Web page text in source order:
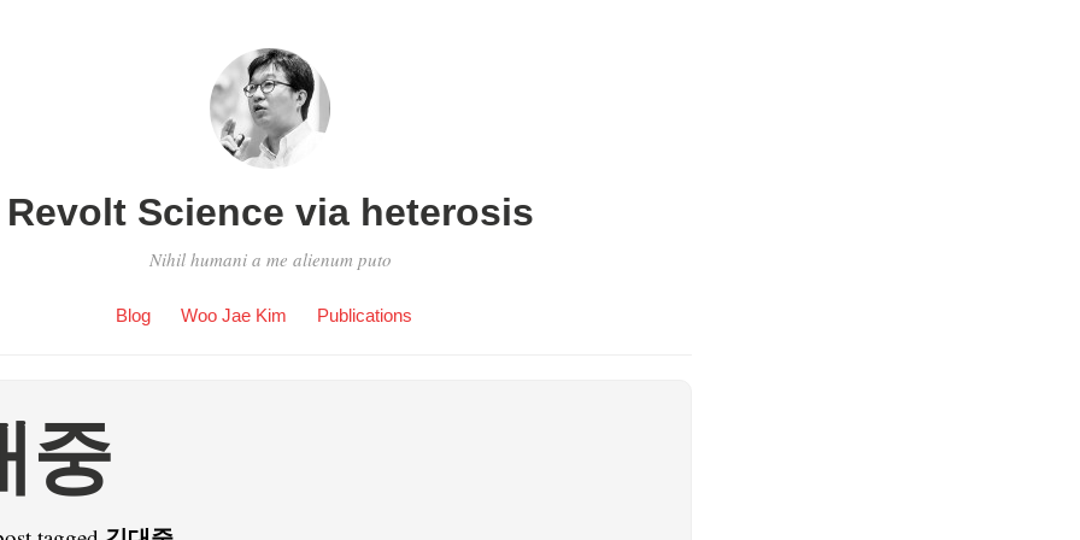
Revolt Science via heterosis
Nihil humani a me alienum puto
Blog Woo Jae Kim Publications
중